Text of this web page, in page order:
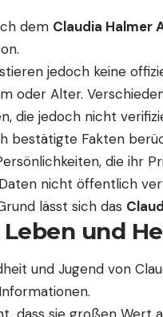
dem Claudia Halmer
jedoch keine
oder Alter.
die jedoch nicht
bestätigte Fakten
die ihr
nicht öffentlich
lässt sich das
Leben und
und Jugend von